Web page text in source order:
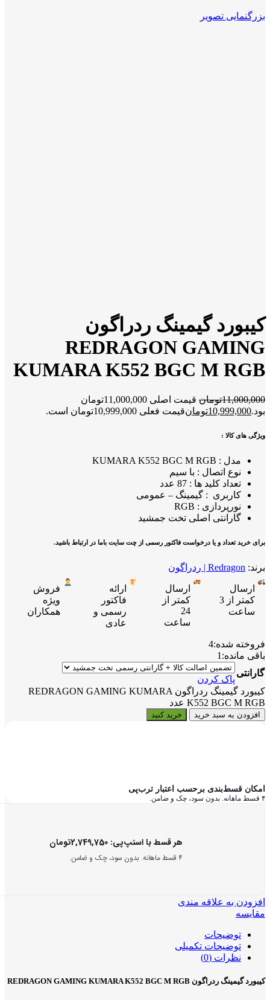
بزرگنمایی تصویر
کیبورد گیمینگ ردراگون
REDRAGON GAMING
KUMARA K552 BGC M RGB
11,000,000تومان
قیمت اصلی 11,000,000تومان
بود.10,999,000تومانقیمت فعلی 10,999,000تومان است.
ویژگی های کالا :
مدل : KUMARA K552 BGC M RGB
نوع اتصال : با سیم
تعداد کلید ها : 87 عدد
کاربری : گیمینگ – عمومی
نورپردازی : RGB
گارانتی اصلی تخت جمشید
برای خرید تعداد و یا درخواست فاکتور رسمی از چت سایت باما در ارتباط باشید.
برند: Redragon | ردراگون
ارسال
کمتر از 3
ساعت
ارسال
کمتر از
24
ساعت
ارائه
فاکتور
رسمی و
عادی
فروش
ویژه
همکاران
فروخته شده:4
باقی مانده: 1
گارانتی
پاک کردن
کیبورد گیمینگ ردراگون REDRAGON GAMING KUMARA
K552 BGC M RGB عدد
افزودن به سبد خرید خرید کنید
امکان قسط‌بندی برحسب اعتبار ترب‌پی
۴ قسط ماهانه. بدون سود، چک و ضامن.
هر قسط با اسنپ‌پی: 2,749,750تومان
۴ قسط ماهانه. بدون سود، چک و ضامن.
افزودن به علاقه مندی
مقایسه
توضیحات
توضیحات تکمیلی
نظرات (0)
کیبورد گیمینگ ردراگون REDRAGON GAMING KUMARA K552 BGC M RGB